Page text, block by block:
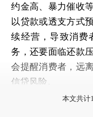
约金高、暴力催收
以贷款或透支方式
续经营，导致消费
务，还要面临还款
会提醒消费者，远
信贷风险。
本文共计